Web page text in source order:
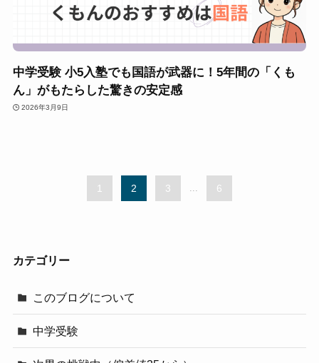
中学受験 小5入塾でも国語が武器に！5年間の「くも
ん」がもたらした驚きの安定感
2026年3月9日
1 2 3 ... 6
カテゴリー
このブログについて
中学受験